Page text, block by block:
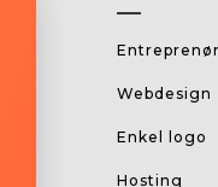
—
Entreprenør
Webdesign
Enkel logo
Hosting